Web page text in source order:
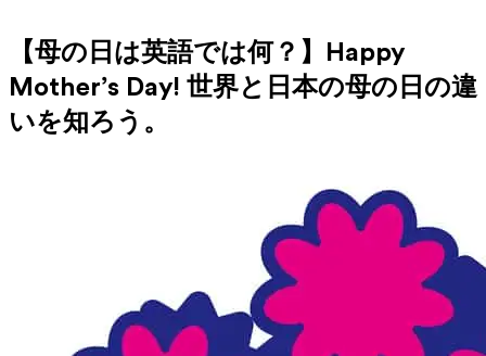
【母の日は英語では何？】Happy
Mother’s Day! 世界と日本の母の日の違
いを知ろう。